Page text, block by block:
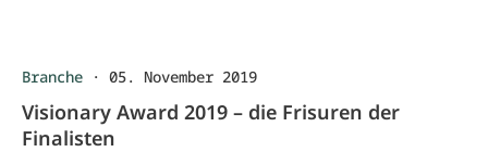
Branche · 05. November 2019
Visionary Award 2019 – die Frisuren der
Finalisten